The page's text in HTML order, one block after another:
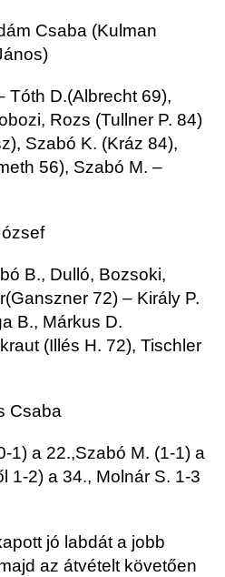
Csaba (Kulman
Tóth D.(Albrecht 69),
Rozs (Tullner P. 84)
), Szabó K. (Kráz 84),
56), Szabó M. –
B., Dulló, Bozsoki,
(Ganszner 72) – Király P.
B., Márkus D.
(Illés H. 72), Tischler
Csaba
1) a 22.,Szabó M. (1-1) a
1-2) a 34., Molnár S. 1-3
jó labdát a jobb
az átvételt követően